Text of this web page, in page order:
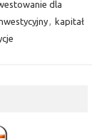
dla
, kapitał